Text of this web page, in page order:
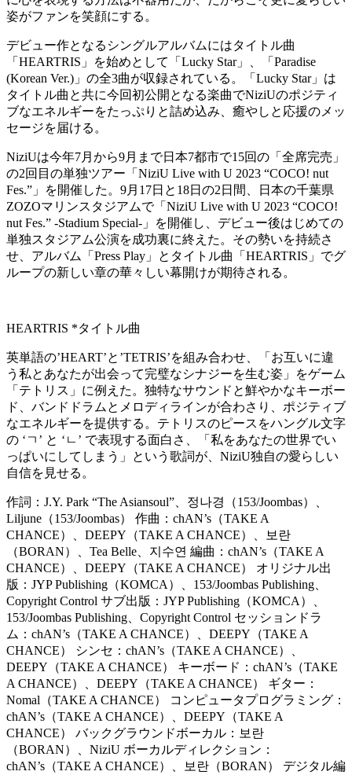
姿がファンを笑顔にする。
デビュー作となるシングルアルバムにはタイトル曲
「HEARTRIS」を始めとして「Lucky Star」、「Paradise
(Korean Ver.)」の全3曲が収録されている。「Lucky Star」は
タイトル曲と共に今回初公開となる楽曲でNiziUのポジティ
ブなエネルギーをたっぷりと詰め込み、癒やしと応援のメッ
セージを届ける。
NiziUは今年7月から9月まで日本7都市で15回の「全席完売」
の2回目の単独ツアー「NiziU Live with U 2023 “COCO! nut
Fes.”」を開催した。9月17日と18日の2日間、日本の千葉県
ZOZOマリンスタジアムで「NiziU Live with U 2023 “COCO!
nut Fes.” -Stadium Special-」を開催し、デビュー後はじめての
単独スタジアム公演を成功裏に終えた。その勢いを持続さ
せ、アルバム「Press Play」とタイトル曲「HEARTRIS」でグ
ループの新しい章の華々しい幕開けが期待される。
HEARTRIS *タイトル曲
英単語の’HEART’と’TETRIS’を組み合わせ、「お互いに違
う私とあなたが出会って完璧なシナジーを生む姿」をゲーム
「テトリス」に例えた。独特なサウンドと鮮やかなキーボー
ド、バンドドラムとメロディラインが合わさり、ポジティブ
なエネルギーを提供する。テトリスのピースをハングル文字
の ‘ㄱ’ と ‘ㄴ’ で表現する面白さ、「私をあなたの世界でい
っぱいにしてしまう」という歌詞が、NiziU独自の愛らしい
自信を見せる。
作詞：J.Y. Park “The Asiansoul”、정나경（153/Joombas）、
Liljune（153/Joombas） 作曲：chAN’s（TAKE A
CHANCE）、DEEPY（TAKE A CHANCE）、보란
（BORAN）、Tea Belle、지수연 編曲：chAN’s（TAKE A
CHANCE）、DEEPY（TAKE A CHANCE） オリジナル出
版：JYP Publishing（KOMCA）、153/Joombas Publishing、
Copyright Control サブ出版：JYP Publishing（KOMCA）、
153/Joombas Publishing、Copyright Control セッションドラ
ム：chAN’s（TAKE A CHANCE）、DEEPY（TAKE A
CHANCE） シンセ：chAN’s（TAKE A CHANCE）、
DEEPY（TAKE A CHANCE） キーボード：chAN’s（TAKE
A CHANCE）、DEEPY（TAKE A CHANCE） ギター：
Nomal（TAKE A CHANCE） コンピュータプログラミング：
chAN’s（TAKE A CHANCE）、DEEPY（TAKE A
CHANCE） バックグラウンドボーカル：보란
（BORAN）、NiziU ボーカルディレクション：
chAN’s（TAKE A CHANCE）、보란（BORAN） デジタル編